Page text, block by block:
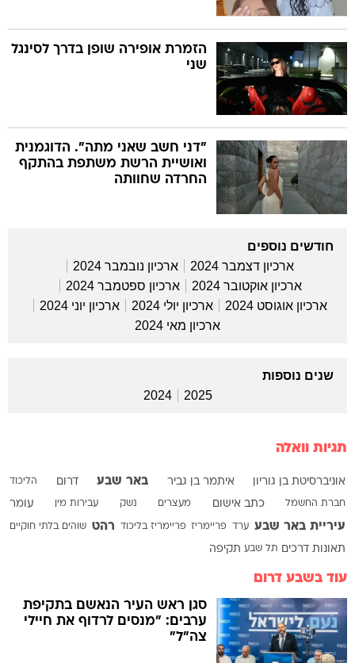
הזמרת אופירה שופן בדרך לסינגל
שני
"דני חשב שאני מתה". הדוגמנית
ואושיית הרשת משתפת בהתקף
החרדה שחוותה
חודשים נוספים
ארכיון דצמבר 2024
ארכיון נובמבר 2024
ארכיון אוקטובר 2024
ארכיון ספטמבר 2024
ארכיון אוגוסט 2024
ארכיון יולי 2024
ארכיון יוני 2024
ארכיון מאי 2024
שנים נוספות
2025
2024
תגיות וואלה
אוניברסיטת בן גוריון איתמר בן גביר באר שבע דרום הליכוד
חברת החשמל כתב אישום מעצרים נשק עבירות מין עומר
עיריית באר שבע ערד פריימריז פריימריז בליכוד רהט שוהים בלתי חוקיים
תאונות דרכים תל שבע תקיפה
עוד בשבע דרום
סגן ראש העיר הנאשם בתקיפת
ערבים: "מנסים לרדוף את חיילי
צה"ל"